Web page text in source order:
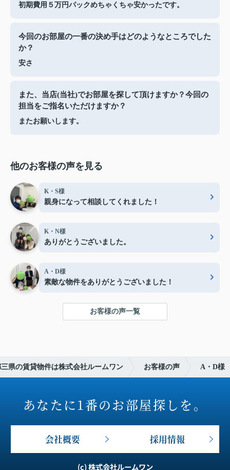
初期費用５万円パックめちゃくちゃ安かったです。
今回のお部屋の一番の決め手はどのようなところでした
か？
安さ
また、当店(当社)でお部屋を探して頂けますか？今回の
担当をご指名いただけますか？
またお願いします。
他のお客様の声を見る
K・S様
親身になって相談してくれました！
K・N様
ありがとうございました。
A・D様
素敵な物件をありがとうございました！
お客様の声一覧
県の賃貸物件は株式会社ルームワン お客様の声 A・D様
あなたに1番のお部屋探しを。
会社概要 採用情報
(c) 株式会社ルームワン